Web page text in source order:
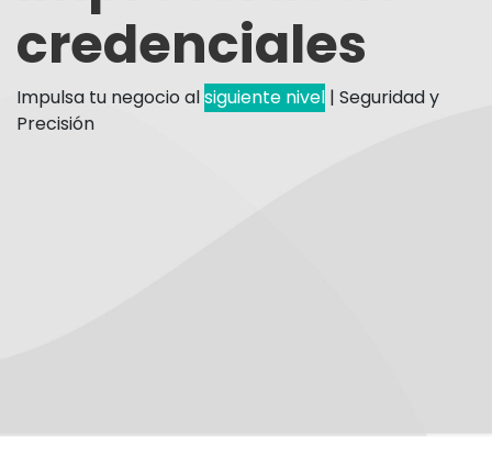
credenciales
Impulsa tu negocio al ​siguiente nivel | Seguridad y
Precisión